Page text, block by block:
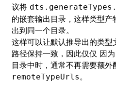
议将
的嵌套输出目录，这样类型
出到同一个目录。
这样可以让默认推导出的类
路径保持一致，因此仅仅 因
目录中时，通常不再需要额外
remoteTypeUrls。